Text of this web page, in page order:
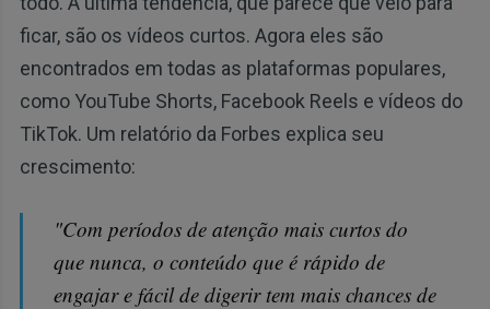
ficar, são os vídeos curtos. Agora eles são
encontrados em todas as plataformas populares,
como YouTube Shorts, Facebook Reels e vídeos do
TikTok. Um relatório da Forbes explica seu
crescimento:
"Com períodos de atenção mais curtos do
que nunca, o conteúdo que é rápido de
engajar e fácil de digerir tem mais chances de